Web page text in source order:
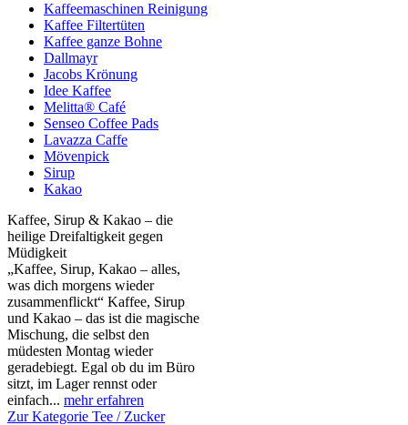
Kaffeemaschinen Reinigung
Kaffee Filtertüten
Kaffee ganze Bohne
Dallmayr
Jacobs Krönung
Idee Kaffee
Melitta® Café
Senseo Coffee Pads
Lavazza Caffe
Mövenpick
Sirup
Kakao
Kaffee, Sirup & Kakao – die
heilige Dreifaltigkeit gegen
Müdigkeit
„Kaffee, Sirup, Kakao – alles,
was dich morgens wieder
zusammenflickt“ Kaffee, Sirup
und Kakao – das ist die magische
Mischung, die selbst den
müdesten Montag wieder
geradebiegt. Egal ob du im Büro
sitzt, im Lager rennst oder
einfach... mehr erfahren
Zur Kategorie Tee / Zucker